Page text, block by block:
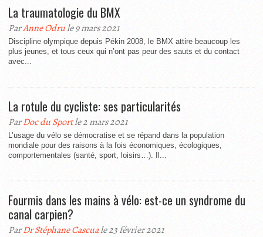
La traumatologie du BMX
ParAnne Odrule 9 mars 2021
Discipline olympique depuis Pékin 2008, le BMX attire beaucoup les
plus jeunes, et tous ceux qui n’ont pas peur des sauts et du contact
avec...
La rotule du cycliste: ses particularités
ParDoc du Sportle 2 mars 2021
L’usage du vélo se démocratise et se répand dans la population
mondiale pour des raisons à la fois économiques, écologiques,
comportementales (santé, sport, loisirs…). Il...
Fourmis dans les mains à vélo: est-ce un syndrome du
canal carpien?
ParDr Stéphane Cascuale 23 février 2021